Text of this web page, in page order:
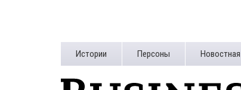
Истории Персоны